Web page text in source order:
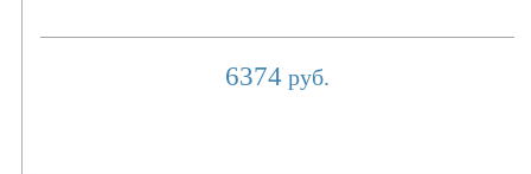
6374 руб.